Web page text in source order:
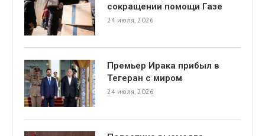
сокращении помощи Газе
24 июля, 2026
Премьер Ирака прибыл в
Тегеран с миром
24 июля, 2026